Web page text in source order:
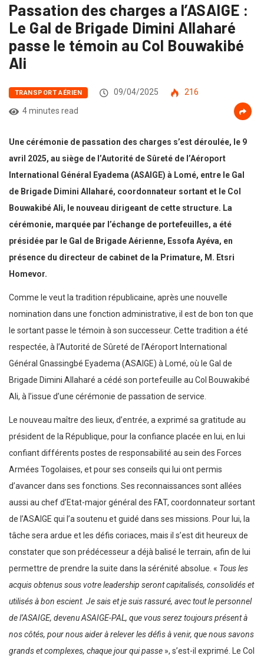
Passation des charges a l’ASAIGE :
Le Gal de Brigade Dimini Allaharé
passe le témoin au Col Bouwakibé
Ali
TRANSPORT AÉRIEN 09/04/2025
216
4 minutes read
Une cérémonie de passation des charges s’est déroulée, le 9
avril 2025, au siège de l’Autorité de Sûreté de l’Aéroport
International Général Eyadema (ASAIGE) à Lomé, entre le Gal
de Brigade Dimini Allaharé, coordonnateur sortant et le Col
Bouwakibé Ali, le nouveau dirigeant de cette structure. La
cérémonie, marquée par l’échange de portefeuilles, a été
présidée par le Gal de Brigade Aérienne, Essofa Ayéva, en
présence du directeur de cabinet de la Primature, M. Etsri
Homevor.
Comme le veut la tradition républicaine, après une nouvelle
nomination dans une fonction administrative, il est de bon ton que
le sortant passe le témoin à son successeur. Cette tradition a été
respectée, à l’Autorité de Sûreté de l’Aéroport International
Général Gnassingbé Eyadema (ASAIGE) à Lomé, où le Gal de
Brigade Dimini Allaharé a cédé son portefeuille au Col Bouwakibé
Ali, à l’issue d’une cérémonie de passation de service.
Le nouveau maître des lieux, d’entrée, a exprimé sa gratitude au
président de la République, pour la confiance placée en lui, en lui
confiant différents postes de responsabilité au sein des Forces
Armées Togolaises, et pour ses conseils qui lui ont permis
d’avancer dans ses fonctions. Ses reconnaissances sont allées
aussi au chef d’Etat-major général des FAT, coordonnateur sortant
de l’ASAIGE qui l’a soutenu et guidé dans ses missions. Pour lui, la
tâche sera ardue et les défis coriaces, mais il s’est dit heureux de
constater que son prédécesseur a déjà balisé le terrain, afin de lui
permettre de prendre la suite dans la sérénité absolue. « Tous les
acquis obtenus sous votre leadership seront capitalisés, consolidés et
utilisés à bon escient. Je sais et je suis rassuré, avec tout le personnel
de l’ASAIGE, devenu ASAIGE-PAL, que vous serez toujours présent à
nos côtés, pour nous aider à relever les défis à venir, que nous savons
grands et complexes, chaque jour qui passe », s’est-il exprimé. Le Col